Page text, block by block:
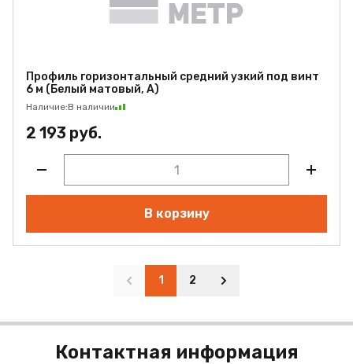
Профиль горизонтальный средний узкий под винт
6 м (Белый матовый, А)
Наличие:В наличии
2 193 руб.
В корзину
1 2
Контактная информация